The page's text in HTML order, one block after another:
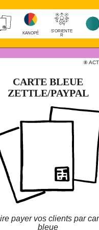
KANOPÉ
S'ORIENTE
R
larobustesse.org/kanope/?
CapE
⑧
CARTE BLEUE
ZETTLE/PAYPAL
payer vos clients par
bleue
CARTE BLEUE
ZETTLE/PAYPAL
PayPal (ex-Zettle) est un dispositif
paiement physique par